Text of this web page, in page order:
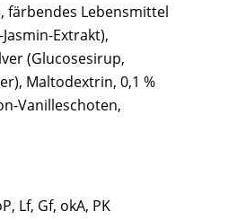
färbendes Lebensmittel
Extrakt),
(Glucosesirup,
Maltodextrin, 0,1 %
Vanilleschoten,
Lf, Gf, okA, PK